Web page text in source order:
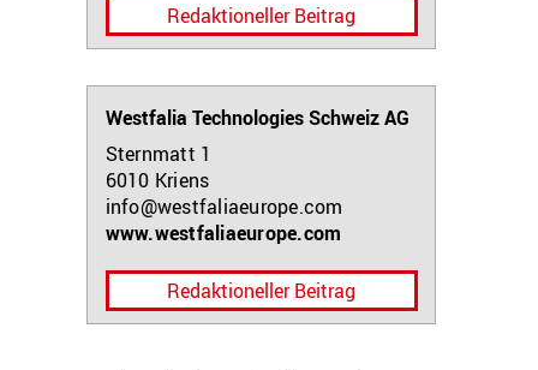
Redaktioneller Beitrag
Westfalia Technologies Schweiz AG
Sternmatt 1
6010 Kriens
info@westfaliaeurope.com
www.westfaliaeurope.com
Redaktioneller Beitrag